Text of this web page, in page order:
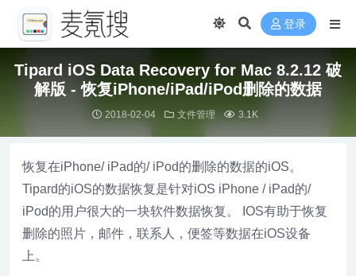
登录
Tipard iOS Data Recovery for Mac 8.2.12 破
解版 - 恢复iPhone/iPad/iPod删除的数据
2018-02-04 文件管理 3.1K
恢复在iPhone/ iPad的/ iPod的删除的数据的iOS。
Tipard的iOS的数据恢复是针对iOS iPhone / iPad的/
iPod的用户很大的一块软件数据恢复。 IOS有助于恢复
删除的照片，邮件，联系人，便签等数据在iOS设备
上。